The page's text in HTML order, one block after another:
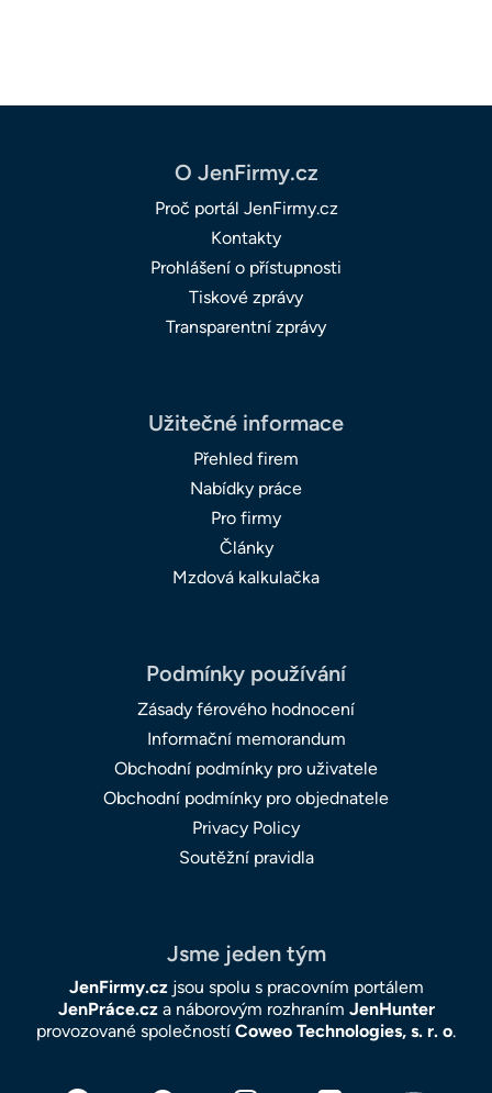
O JenFirmy.cz
Proč portál JenFirmy.cz
Kontakty
Prohlášení o přístupnosti
Tiskové zprávy
Transparentní zprávy
Užitečné informace
Přehled firem
Nabídky práce
Pro firmy
Články
Mzdová kalkulačka
Podmínky používání
Zásady férového hodnocení
Informační memorandum
Obchodní podmínky pro uživatele
Obchodní podmínky pro objednatele
Privacy Policy
Soutěžní pravidla
Jsme jeden tým
JenFirmy.czjsou spolu s pracovním portálem
JenPráce.cza náborovým rozhraním JenHunter
provozované společností Coweo Technologies, s. r. o.